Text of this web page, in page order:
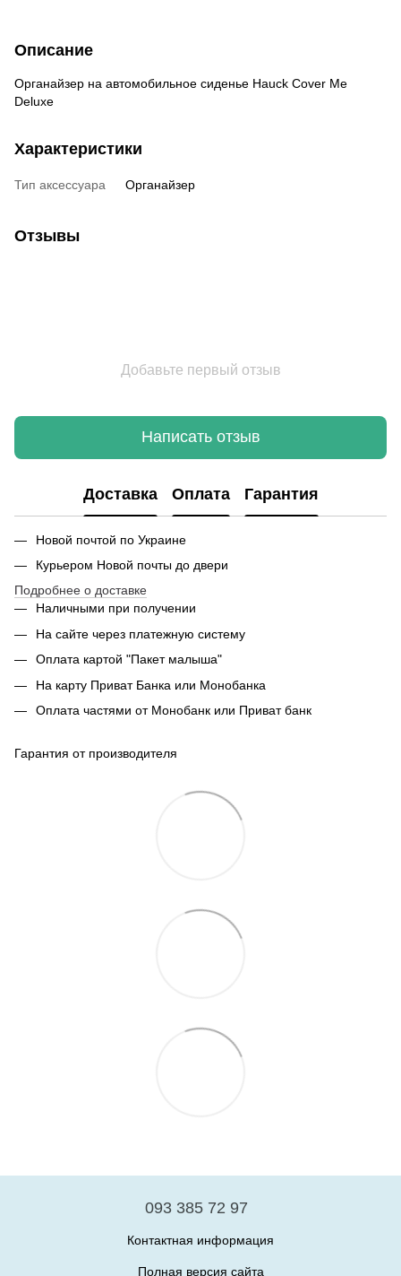
Описание
Органайзер на автомобильное сиденье Hauck Cover Me
Deluxe
Характеристики
Тип аксессуара Органайзер
Отзывы
Добавьте первый отзыв
Написать отзыв
Доставка Оплата Гарантия
Новой почтой по Украине
Курьером Новой почты до двери
Подробнее о доставке
Наличными при получении
На сайте через платежную систему
Оплата картой "Пакет малыша"
На карту Приват Банка или Монобанка
Оплата частями от Монобанк или Приват банк
Гарантия от производителя
093 385 72 97
Контактная информация
Полная версия сайта